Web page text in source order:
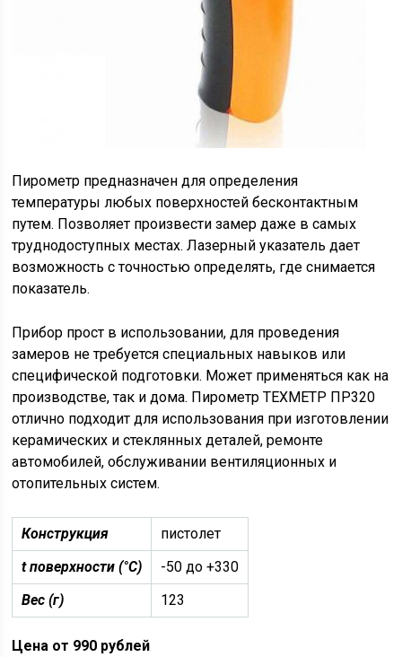
Пирометр предназначен для определения
температуры любых поверхностей бесконтактным
путем. Позволяет произвести замер даже в самых
труднодоступных местах. Лазерный указатель дает
возможность с точностью определять, где снимается
показатель.
Прибор прост в использовании, для проведения
замеров не требуется специальных навыков или
специфической подготовки. Может применяться как на
производстве, так и дома. Пирометр ТЕХМЕТР ПР320
отлично подходит для использования при изготовлении
керамических и стеклянных деталей, ремонте
автомобилей, обслуживании вентиляционных и
отопительных систем.
Конструкция
пистолет
t поверхности (°C)
-50 до +330
Вес (г)
123
Цена от 990 рублей